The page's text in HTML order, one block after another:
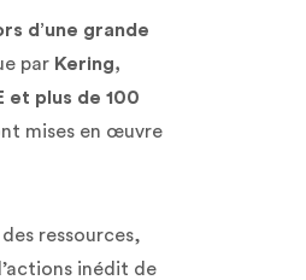
d’une grande
par Kering,
et plus de 100
mises en œuvre
ressources,
inédit de